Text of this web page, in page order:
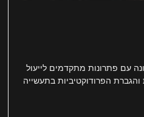
עם פתרונות מתקדמים לייעול
הפרודוקטיביות בתעשייה